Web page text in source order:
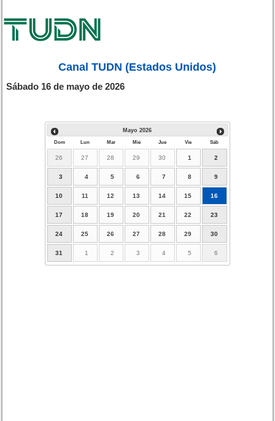
Canal TUDN (Estados Unidos)
Sábado 16 de mayo de 2026
Mayo 2026
Dom Lun Mar Mié Jue Vie Sáb
26 27 28 29 30 1 2
3 4 5 6 7 8 9
10 11 12 13 14 15 16
17 18 19 20 21 22 23
24 25 26 27 28 29 30
31 1 2 3 4 5 6